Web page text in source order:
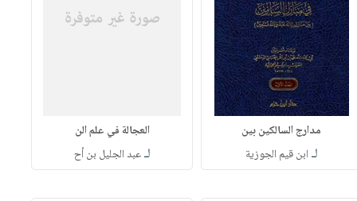
مدارج السالكين بين
لـ ابن قيم الجوزية
العجالة في علم الن
لـعبد الجليل بن أح